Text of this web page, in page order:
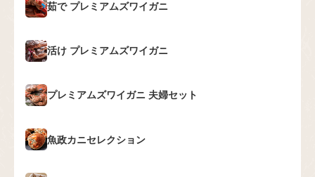
茹で プレミアムズワイガニ
活け プレミアムズワイガニ
プレミアムズワイガニ 夫婦セット
魚政カニセレクション